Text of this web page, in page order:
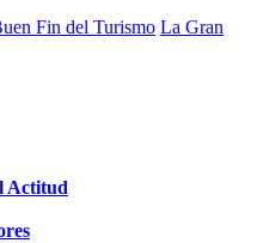
Fin del Turismo La Gran
Actitud